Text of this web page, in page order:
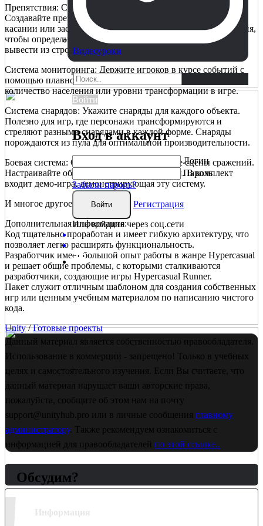
Видеоуроки
Войти
Вход в аккаунт
Логин
Пароль
Забыли пароль?
Войти
Регистрация
Или войдите через соц.сети
Препятствия: Система препятствий является расширяемой.
Создавайте препятствия, которые разрушают объекты при
касании или заставляют их падать. Укажите точки попадания,
чтобы определить, сколько объектов препятствие может
вывести из строя.
Система мониторинга: Держите игроков в курсе событий с
помощью плавного отслеживания. Красиво отображайте
количество населения или уровни трансформации в игре.
Система снарядов: Укажите снаряды для каждого объекта.
Полезно для игр, где персонажи трансформируются и
стреляют разными снарядами в каждой форме. Снаряды
порождаются из пула для оптимальной производительности.
Боевая система: Создавайте захватывающие сцены сражений.
Настраивайте области и скорости сражений. В комплект
входит демо-игра, демонстрирующая эту систему.
И многое другое в комплекте!
Дополнительная информация:
Код тщательно проработан и имеет гибкую архитектуру, что
позволяет легко расширять функциональность.
Разработчик имеет большой опыт работы в жанре Hypercasual
и решает общие проблемы, с которыми сталкиваются
разработчики, создающие игры Hypercasual Runner.
Пакет служит отличным шаблоном для создания собственных
игр или ценным учебным материалом по написанию чистого
кода.
Unity/Готовые проекты
Данный материал является собственностью правообладателя.
Использование в коммерции - запрещено! Только в учебных
целях и самостоятельного изучения. Если Вы считаете, что
данный материал нарушает ваши авторские права,
пожалуйста, сообщите об этом нам на почту
support@unityhub.pro или в личные сообщения главному
администратору. Также рекомендуем ознакомиться с
информацией для правообладателей по этой ссылке..
Обсудим?
Информация